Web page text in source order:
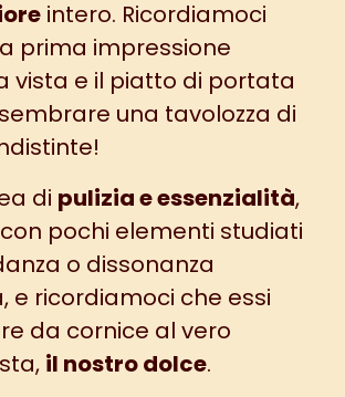
intero. Ricordiamoci
prima impressione
vista e il piatto di portata
una tavolozza di
di pulizia e essenzialità,
pochi elementi studiati
o dissonanza
e ricordiamoci che essi
da cornice al vero
il nostro dolce.